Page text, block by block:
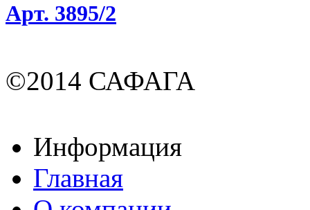
Арт. 3895/2
©2014 САФАГА
Информация
Главная